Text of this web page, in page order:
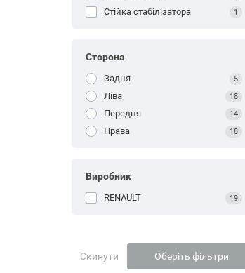
Стійка стабілізатора 1
Сторона
Задня 5
Ліва 18
Передня 14
Права 18
Виробник
RENAULT 19
Скинути Оберіть фільтри